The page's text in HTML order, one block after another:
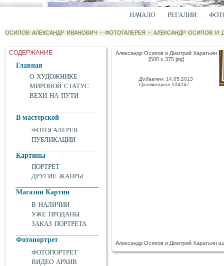
НАЧАЛО РЕГАЛИИ
ОСИПОВ АЛЕКСАНДР ИВАНОВИЧ – ФОТОГАЛЕРЕЯ – АЛЕКСАНДР ОСИПОВ И
СОДЕРЖАНИЕ
Главная
О ХУДОЖНИКЕ
МИРОВОЙ СТАТУС
ВЕХИ НА ПУТИ
В мастерской
ФОТОГАЛЕРЕЯ
ПУБЛИКАЦИИ
Картины
ПОРТРЕТ
ДРУГИЕ ЖАНРЫ
Магазин Картин
В НАЛИЧИИ
УЖЕ ПРОДАНЫ
ЗАКАЗ ПОРТРЕТА
Фотопортрет
ФОТОПОРТРЕТ
ВИДЕО АРХИВ
Александр Осипов и Дмитрий Харатьян
[500 x 375 jpg]
Добавлен: 14.05.2013
Просмотров 104247
Александр Осипов и Дмитрий Харатьян